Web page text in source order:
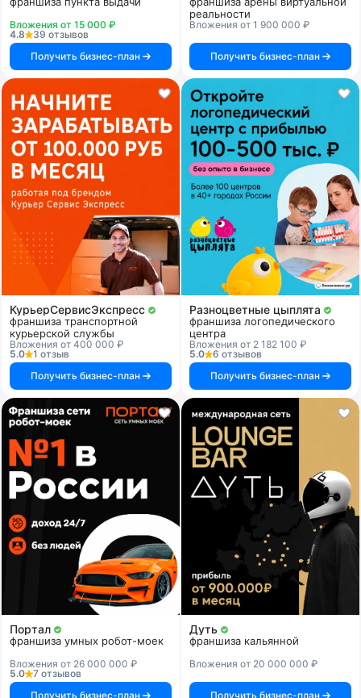
Вложения от 15 000 ₽
4.8
39 отзывов
Получить бизнес-план
реальности
Вложения от 1 900 000 ₽
Получить бизнес-план
КурьерСервисЭкспресс
франшиза транспортной
курьерской службы
Вложения от 400 000 ₽
5.0
1 отзыв
Получить бизнес-план
Разноцветные цыплята
франшиза логопедического
центра
Вложения от 2 182 100 ₽
5.0
6 отзывов
Получить бизнес-план
Портал
франшиза умных робот-моек
Вложения от 26 000 000 ₽
5.0
7 отзывов
Получить бизнес-план
Дуть
франшиза кальянной
Вложения от 20 000 000 ₽
Получить бизнес-план